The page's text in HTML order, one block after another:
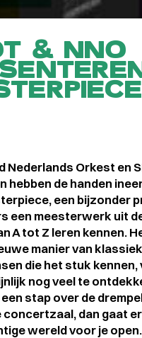
MEET THE
MUMFORD &
STORIES
,
,
& NNO
Nederlands Orkest en
hebben de handen
een bijzonder
een meesterwerk uit
A tot Z leren kennen.
manier van
die het stuk kennen,
nog veel te
stap over de
concertzaal, dan gaat
wereld voor je